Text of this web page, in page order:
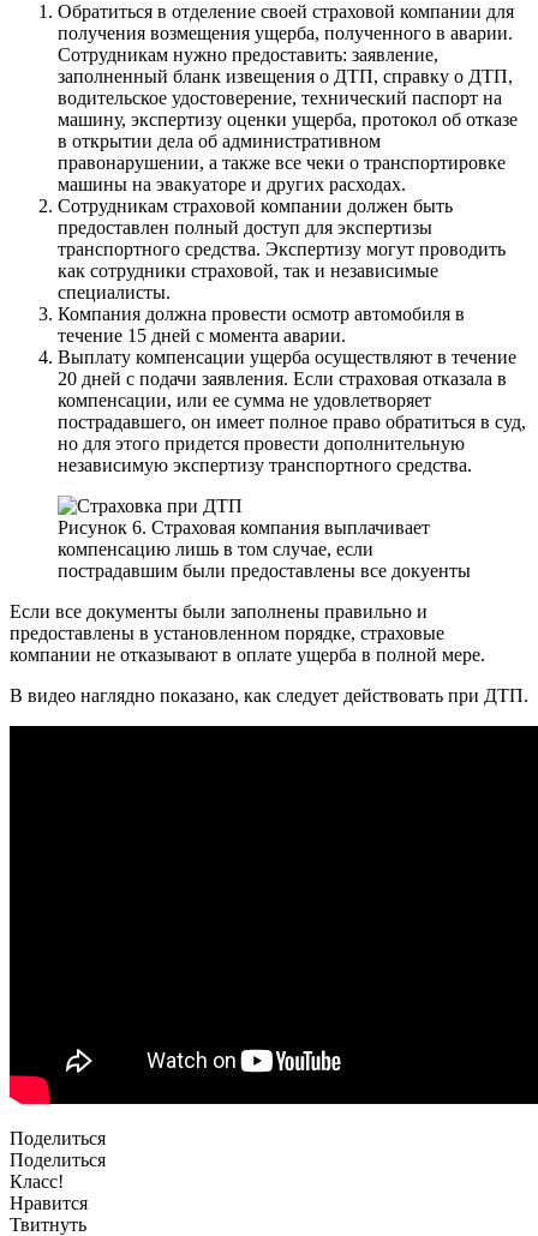
Обратиться в отделение своей страховой компании для
получения возмещения ущерба, полученного в аварии.
Сотрудникам нужно предоставить: заявление,
заполненный бланк извещения о ДТП, справку о ДТП,
водительское удостоверение, технический паспорт на
машину, экспертизу оценки ущерба, протокол об отказе
в открытии дела об административном
правонарушении, а также все чеки о транспортировке
машины на эвакуаторе и других расходах.
Сотрудникам страховой компании должен быть
предоставлен полный доступ для экспертизы
транспортного средства. Экспертизу могут проводить
как сотрудники страховой, так и независимые
специалисты.
Компания должна провести осмотр автомобиля в
течение 15 дней с момента аварии.
Выплату компенсации ущерба осуществляют в течение
20 дней с подачи заявления. Если страховая отказала в
компенсации, или ее сумма не удовлетворяет
пострадавшего, он имеет полное право обратиться в суд,
но для этого придется провести дополнительную
независимую экспертизу транспортного средства.
Рисунок 6. Страховая компания выплачивает
компенсацию лишь в том случае, если
пострадавшим были предоставлены все докуенты
Если все документы были заполнены правильно и
предоставлены в установленном порядке, страховые
компании не отказывают в оплате ущерба в полной мере.
В видео наглядно показано, как следует действовать при ДТП.
Поделиться
Поделиться
Класс!
Нравится
Твитнуть